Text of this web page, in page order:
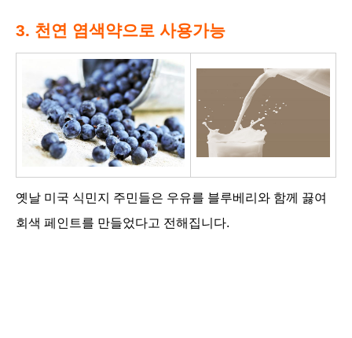
3. 천연 염색약으로 사용가능
옛날 미국 식민지 주민들은 우유를 블루베리와 함께 끓여
회색 페인트를 만들었다고 전해집니다.